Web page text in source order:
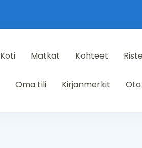
Koti Matkat Kohteet
Oma tili Kirjanmerkit